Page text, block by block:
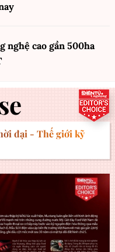
nghệ cao gần 500ha
đại - Thế giới kỹ